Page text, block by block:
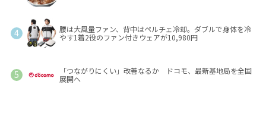
腰は大風量ファン、背中はペルチェ冷却。ダブルで身体を冷
やす1着2役のファン付きウェアが10,980円
「つながりにくい」改善なるか ドコモ、最新基地局を全国
展開へ